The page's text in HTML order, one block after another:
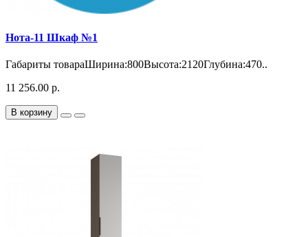
Нота-11 Шкаф №1
Габариты товараШирина:800Высота:2120Глубина:470..
11 256.00 р.
В корзину